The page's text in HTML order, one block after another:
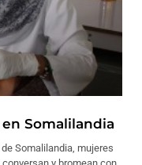
Somalilandia
Somalilandia, mujeres